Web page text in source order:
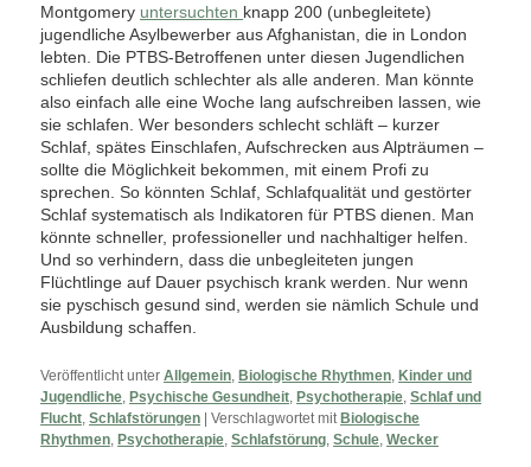
Montgomery untersuchten knapp 200 (unbegleitete)
jugendliche Asylbewerber aus Afghanistan, die in London
lebten. Die PTBS-Betroffenen unter diesen Jugendlichen
schliefen deutlich schlechter als alle anderen. Man könnte
also einfach alle eine Woche lang aufschreiben lassen, wie
sie schlafen. Wer besonders schlecht schläft – kurzer
Schlaf, spätes Einschlafen, Aufschrecken aus Alpträumen –
sollte die Möglichkeit bekommen, mit einem Profi zu
sprechen. So könnten Schlaf, Schlafqualität und gestörter
Schlaf systematisch als Indikatoren für PTBS dienen. Man
könnte schneller, professioneller und nachhaltiger helfen.
Und so verhindern, dass die unbegleiteten jungen
Flüchtlinge auf Dauer psychisch krank werden. Nur wenn
sie pyschisch gesund sind, werden sie nämlich Schule und
Ausbildung schaffen.
Veröffentlicht unter Allgemein, Biologische Rhythmen, Kinder und
Jugendliche, Psychische Gesundheit, Psychotherapie,Schlaf und
Flucht,Schlafstörungen |Verschlagwortet mit Biologische
Rhythmen, Psychotherapie,Schlafstörung,Schule,Wecker